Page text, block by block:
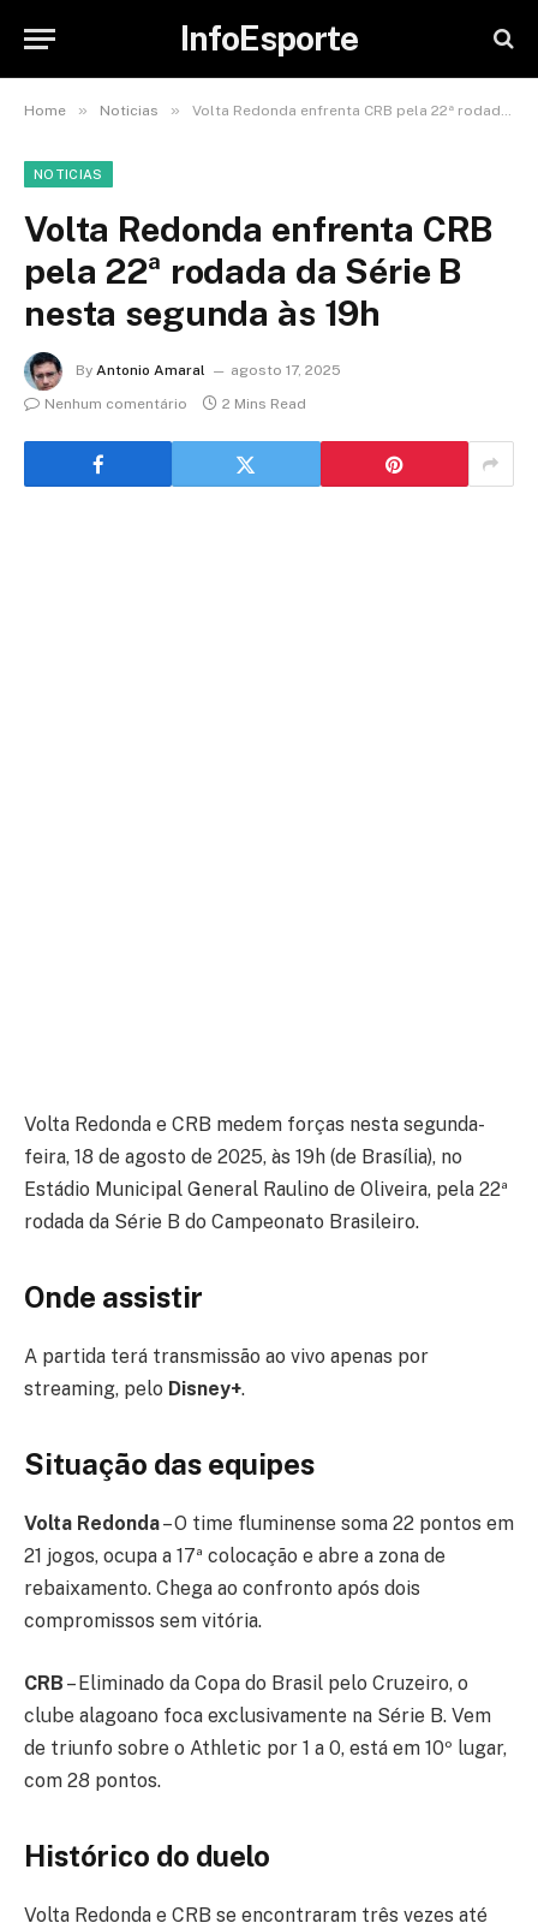
InfoEsporte
Home » Noticias » Volta Redonda enfrenta CRB pela 22ª rodada da Série B nesta segunda às 19h
NOTICIAS
Volta Redonda enfrenta CRB
pela 22ª rodada da Série B
nesta segunda às 19h
By Antonio Amaral
agosto 17, 2025
Nenhum comentário
2 Mins Read
Volta Redonda e CRB medem forças nesta segunda-
feira, 18 de agosto de 2025, às 19h (de Brasília), no
Estádio Municipal General Raulino de Oliveira, pela 22ª
rodada da Série B do Campeonato Brasileiro.
Onde assistir
A partida terá transmissão ao vivo apenas por
streaming, pelo Disney+.
Situação das equipes
Volta Redonda– O time fluminense soma 22 pontos em
21 jogos, ocupa a 17ª colocação e abre a zona de
rebaixamento. Chega ao confronto após dois
compromissos sem vitória.
CRB – Eliminado da Copa do Brasil pelo Cruzeiro, o
clube alagoano foca exclusivamente na Série B. Vem
de triunfo sobre o Athletic por 1 a 0, está em 10º lugar,
com 28 pontos.
Histórico do duelo
Volta Redonda e CRB se encontraram três vezes até